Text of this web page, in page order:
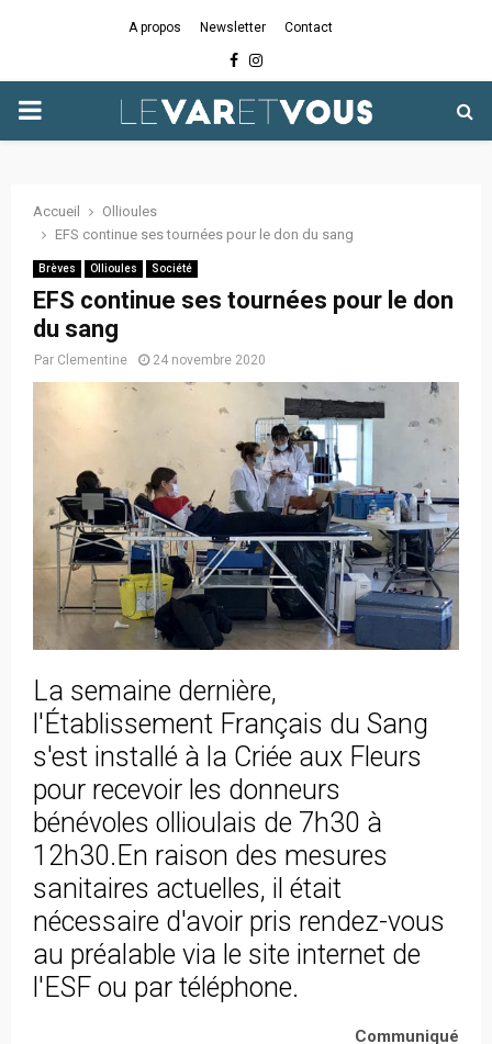
A propos Newsletter Contact
Facebook
Instagram
PRIMARY
Accueil
Ollioules
EFS continue ses tournées pour le don du sang
Brèves Ollioules Société
EFS continue ses tournées pour le don
du sang
Par Clementine 24 novembre 2020
La semaine dernière,
l'Établissement Français du Sang
s'est installé à la Criée aux Fleurs
pour recevoir les donneurs
bénévoles ollioulais de 7h30 à
12h30.En raison des mesures
sanitaires actuelles, il était
nécessaire d'avoir pris rendez-vous
au préalable via le site internet de
l'ESF ou par téléphone.
Communiqué